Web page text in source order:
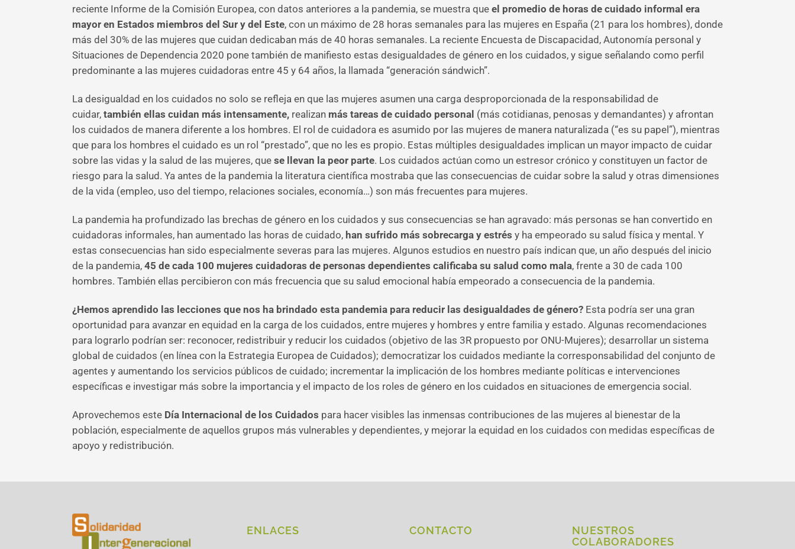
reciente Informe de la Comisión Europea, con datos anteriores a la pandemia, se muestra que el promedio de horas de cuidado informal era
mayor en Estados miembros del Sur y del Este, con un máximo de 28 horas semanales para las mujeres en España (21 para los hombres), donde
más del 30% de las mujeres que cuidan dedicaban más de 40 horas semanales. La reciente Encuesta de Discapacidad, Autonomía personal y
Situaciones de Dependencia 2020 pone también de manifiesto estas desigualdades de género en los cuidados, y sigue señalando como perfil
predominante a las mujeres cuidadoras entre 45 y 64 años, la llamada “generación sándwich”.
La desigualdad en los cuidados no solo se refleja en que las mujeres asumen una carga desproporcionada de la responsabilidad de
cuidar, también ellas cuidan más intensamente, realizan más tareas de cuidado personal (más cotidianas, penosas y demandantes) y afrontan
los cuidados de manera diferente a los hombres. El rol de cuidadora es asumido por las mujeres de manera naturalizada (“es su papel”), mientras
que para los hombres el cuidado es un rol “prestado”, que no les es propio. Estas múltiples desigualdades implican un mayor impacto de cuidar
sobre las vidas y la salud de las mujeres, que se llevan la peor parte. Los cuidados actúan como un estresor crónico y constituyen un factor de
riesgo para la salud. Ya antes de la pandemia la literatura científica mostraba que las consecuencias de cuidar sobre la salud y otras dimensiones
de la vida (empleo, uso del tiempo, relaciones sociales, economía…) son más frecuentes para mujeres.
La pandemia ha profundizado las brechas de género en los cuidados y sus consecuencias se han agravado: más personas se han convertido en
cuidadoras informales, han aumentado las horas de cuidado, han sufrido más sobrecarga y estrés y ha empeorado su salud física y mental. Y
estas consecuencias han sido especialmente severas para las mujeres. Algunos estudios en nuestro país indican que, un año después del inicio
de la pandemia, 45 de cada 100 mujeres cuidadoras de personas dependientes calificaba su salud como mala, frente a 30 de cada 100
hombres. También ellas percibieron con más frecuencia que su salud emocional había empeorado a consecuencia de la pandemia.
¿Hemos aprendido las lecciones que nos ha brindado esta pandemia para reducir las desigualdades de género? Esta podría ser una gran
oportunidad para avanzar en equidad en la carga de los cuidados, entre mujeres y hombres y entre familia y estado. Algunas recomendaciones
para lograrlo podrían ser: reconocer, redistribuir y reducir los cuidados (objetivo de las 3R propuesto por ONU-Mujeres); desarrollar un sistema
global de cuidados (en línea con la Estrategia Europea de Cuidados); democratizar los cuidados mediante la corresponsabilidad del conjunto de
agentes y aumentando los servicios públicos de cuidado; incrementar la implicación de los hombres mediante políticas e intervenciones
específicas e investigar más sobre la importancia y el impacto de los roles de género en los cuidados en situaciones de emergencia social.
Aprovechemos este Día Internacional de los Cuidados para hacer visibles las inmensas contribuciones de las mujeres al bienestar de la
población, especialmente de aquellos grupos más vulnerables y dependientes, y mejorar la equidad en los cuidados con medidas específicas de
apoyo y redistribución.
ENLACES CONTACTO
NUESTROS
COLABORADORES